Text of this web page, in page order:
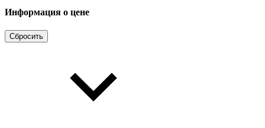
Информация о цене
Сбросить